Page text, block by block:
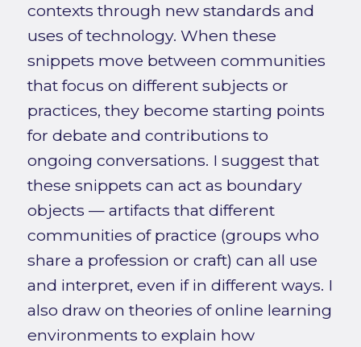
contexts through new standards and
uses of technology. When these
snippets move between communities
that focus on different subjects or
practices, they become starting points
for debate and contributions to
ongoing conversations. I suggest that
these snippets can act as boundary
objects — artifacts that different
communities of practice (groups who
share a profession or craft) can all use
and interpret, even if in different ways. I
also draw on theories of online learning
environments to explain how